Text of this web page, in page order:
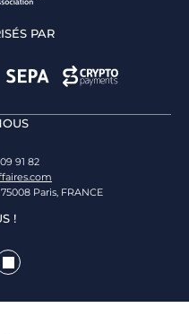
PAR
91 82
Paris, FRANCE
!